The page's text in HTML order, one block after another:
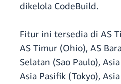
dikelola CodeBuild.
Fitur ini tersedia di AS
AS Timur (Ohio), AS
Selatan (Sao Paulo),
Asia Pasifik (Tokyo),